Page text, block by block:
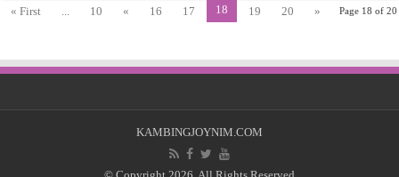
Page 18 of 20
« First ... 10 « 16 17 18 19 20 »
KAMBINGJOYNIM.COM